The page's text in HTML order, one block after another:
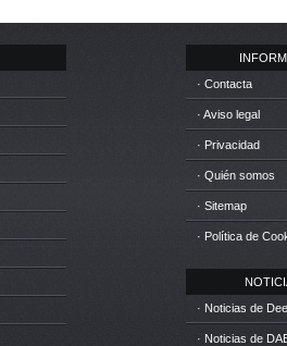
· Contacta
· Aviso legal
· Privacidad
· Quién somos
· Sitemap
· Política de
· Noticias de
· Noticias de